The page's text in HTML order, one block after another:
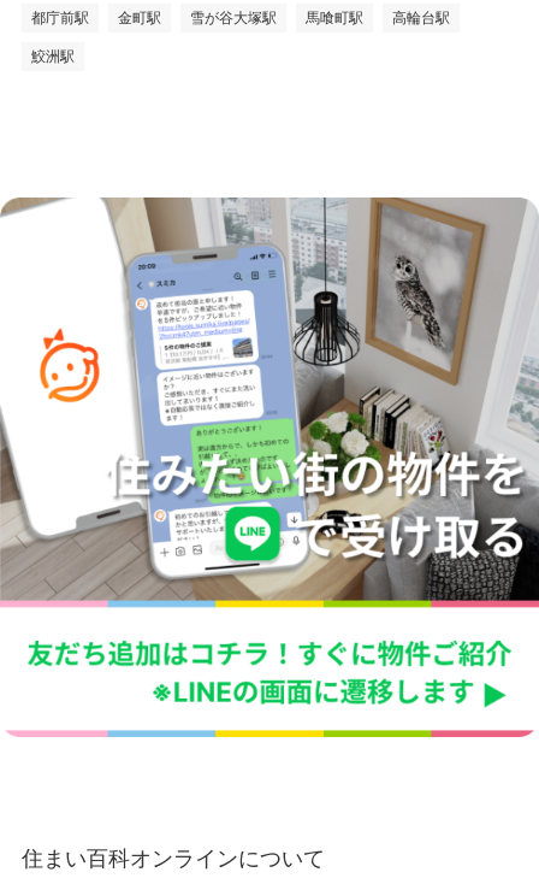
都庁前駅 金町駅 雪が谷大塚駅 馬喰町駅 高輪台駅
鮫洲駅
住まい百科オンラインについて